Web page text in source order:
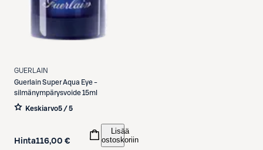
GUERLAIN
GuerlainSuper Aqua Eye -
silmänympärysvoide 15ml
Keskiarvo5 / 5
Hinta116,00 €
Lisää
ostoskoriin